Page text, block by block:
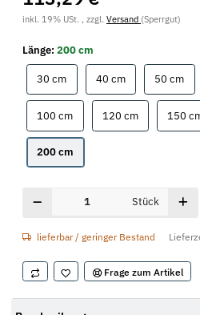
inkl. 19% USt. , zzgl. Versand (Sperrgut)
Länge: 200 cm
30 cm30 cm 40 cm40 cm 50 cm50
100 cm100 cm120 cm120 cm150
200 cm
Stück
lieferbar / geringer Bestand
Frage zum Artikel